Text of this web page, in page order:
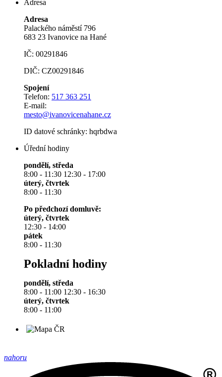
Adresa
Adresa
Palackého náměstí 796
683 23 Ivanovice na Hané
IČ: 00291846
DIČ: CZ00291846
Spojení
Telefon: 517 363 251
E-mail:
mesto@ivanovicenahane.cz
ID datové schránky: hqrbdwa
Úřední hodiny
pondělí, středa
8:00 - 11:30 12:30 - 17:00
úterý, čtvrtek
8:00 - 11:30
Po předchozí domluvě:
úterý, čtvrtek
12:30 - 14:00
pátek
8:00 - 11:30
Pokladní hodiny
pondělí, středa
8:00 - 11:00 12:30 - 16:30
úterý, čtvrtek
8:00 - 11:00
nahoru